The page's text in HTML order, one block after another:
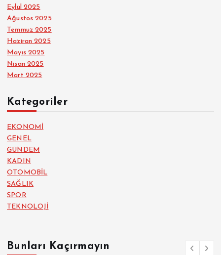
Eylül 2025
Ağustos 2025
Temmuz 2025
Haziran 2025
Mayıs 2025
Nisan 2025
Mart 2025
Kategoriler
EKONOMİ
GENEL
GÜNDEM
KADIN
OTOMOBİL
SAĞLIK
SPOR
TEKNOLOJİ
Bunları Kaçırmayın